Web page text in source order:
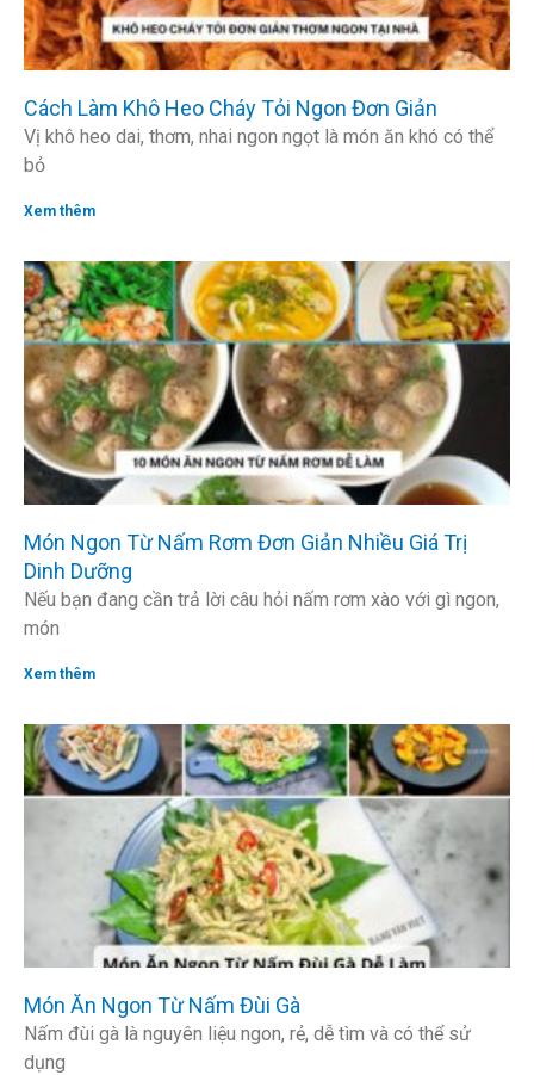
Cách Làm Khô Heo Cháy Tỏi Ngon Đơn Giản
Vị khô heo dai, thơm, nhai ngon ngọt là món ăn khó có thể
bỏ
Xem thêm
Món Ngon Từ Nấm Rơm Đơn Giản Nhiều Giá Trị
Dinh Dưỡng
Nếu bạn đang cần trả lời câu hỏi nấm rơm xào với gì ngon,
món
Xem thêm
Món Ăn Ngon Từ Nấm Đùi Gà
Nấm đùi gà là nguyên liệu ngon, rẻ, dễ tìm và có thể sử
dụng